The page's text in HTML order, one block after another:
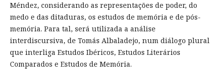
Méndez, considerando as representações de poder, do
medo e das ditaduras, os estudos de memória e de pós-
memória. Para tal, será utilizada a análise
interdiscursiva, de Tomás Albaladejo, num diálogo plural
que interliga Estudos Ibéricos, Estudos Literários
Comparados e Estudos de Memória.